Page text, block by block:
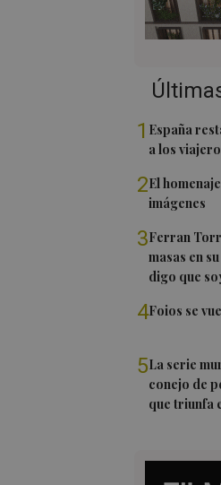
1 España
a los
2El
imágenes
3Ferran
masas en
digo que
4Foios se
5La serie
conejo de
que triunfa